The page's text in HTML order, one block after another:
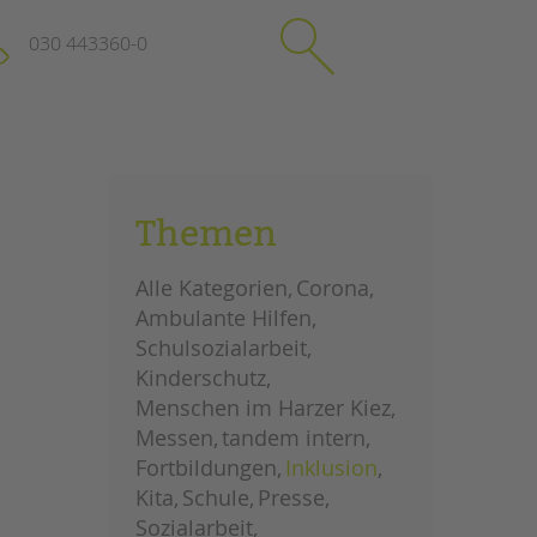
Impressum
Datenschutz
Hinweisgebersystem
Intranet
schließen
030 443360-0
SuchenThemen
Alle Kategorien Corona
Ambulante Hilfen
Schulsozialarbeit
Kinderschutz
Menschen im Harzer Kiez
Messen tandem intern
Fortbildungen Inklusion
Kita Schule Presse
Sozialarbeit